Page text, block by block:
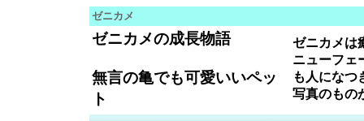
ゼニカメ
ゼニカメの成長物語
無言の亀でも可愛いいペッ
ト
ゼニカメは
ニューフェ
も人になつ
写真のもの